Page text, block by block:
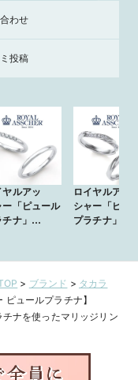
わせ
投稿
ヤルアッ
ー「ピュール
ナ」
鍛造製法】
ロイヤルアッ
シャー「ピュ
プラチナ」
1【鍛造製法】
> ブランド > タカラ
ュールプラチナ】
ナを使ったマリッジリン